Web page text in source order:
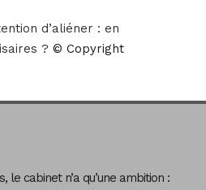
d’aliéner : en
? © Copyright
le cabinet n’a qu’une ambition :